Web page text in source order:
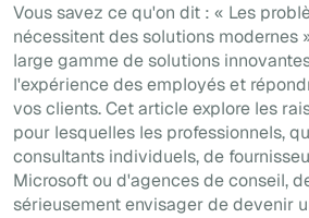
Vous savez ce qu'on dit : « Les
nécessitent des solutions modernes
large gamme de solutions
l'expérience des employés et
vos clients. Cet article explore les
pour lesquelles les professionnels,
consultants individuels, de
Microsoft ou d'agences de conseil,
sérieusement envisager de devenir